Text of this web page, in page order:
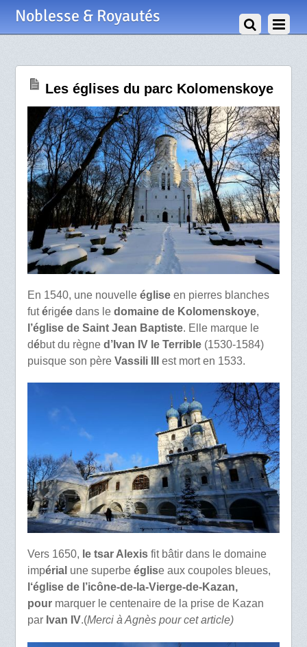
Noblesse & Royautés
Les églises du parc Kolomenskoye
En 1540, une nouvelle égliseen pierres blanches
futérigéedans le domaine de Kolomenskoye,
l’églisede Saint Jean Baptiste. Elle marque le
début du règne d’Ivan IV le Terrible(1530-1584)
puisque son père Vassili III est mort en 1533.
Vers 1650, le tsar Alexisfit bâtir dans le domaine
impérial une superbe église aux coupoles bleues,
‘église de l’icône-de-la-Vierge-de-Kazan,
pourmarquer le centenaire de la prise de Kazan
parIvan IV.(Merci à Agnès pour cet article)